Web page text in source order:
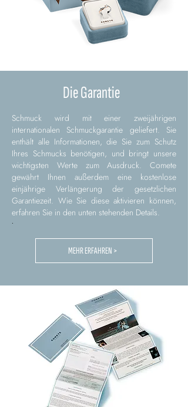
Die Garantie
Schmuck wird mit einer zweijährigen
internationalen Schmuckgarantie geliefert. Sie
enthält alle Informationen, die Sie zum Schutz
Ihres Schmucks benötigen, und bringt unsere
wichtigsten Werte zum Ausdruck. Comete
gewährt Ihnen außerdem eine kostenlose
einjährige Verlängerung der gesetzlichen
Garantiezeit. Wie Sie diese aktivieren können,
erfahren Sie in den unten stehenden Details.
MEHR ERFAHREN >